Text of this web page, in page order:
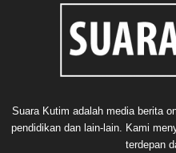
Suara Kutim adalah media berita
pendidikan dan lain-lain. Kami
terdepan